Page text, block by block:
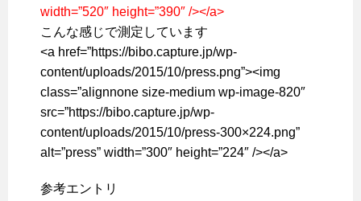
width=”520″ height=”390″ /></a>
こんな感じで測定しています
<a href=”https://bibo.capture.jp/wp-
content/uploads/2015/10/press.png”><img
class=”alignnone size-medium wp-image-820″
src=”https://bibo.capture.jp/wp-
content/uploads/2015/10/press-300×224.png”
alt=”press” width=”300″ height=”224″ /></a>
参考エントリ